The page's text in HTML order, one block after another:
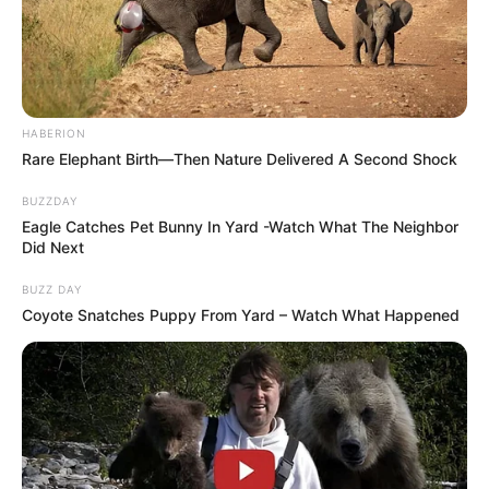
zöldmunka.
Győző Bátyám!
Ha nem élne ezzel a lehetőséggel, tíz hónap múlva
akkor is kiderül minden, mert a kormányváltás után
az adóhatóság minden tételt egyesével, tégláról
téglára át fog vizsgálni.
Ahogy bizonyára hallotta, a jövőre felálló TISZA-
kormány minden volt miniszterelnök, miniszter,
képviselő és családtagjaik vonatkozásában húsz
évre visszamenőleg vagyonosodási vizsgálatot
kezdeményez.
A felállítandó Nemzeti Vagyonvisszaszerzési- és
HABERION
Rare Elephant Birth—Then Nature Delivered A Second Shock
BUZZDAY
Eagle Catches Pet Bunny In Yard -Watch What The Neighbor
Did Next
BUZZ DAY
Coyote Snatches Puppy From Yard – Watch What Happened